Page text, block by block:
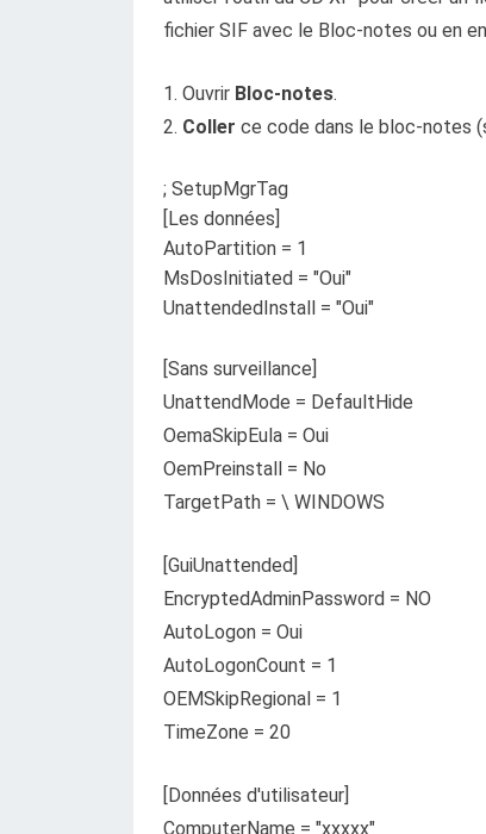
fichier SIF avec le Bloc-notes ou en
1. Ouvrir Bloc-notes.
2. Coller ce code dans le bloc-notes
; SetupMgrTag
[Les données]
AutoPartition = 1
MsDosInitiated = "Oui"
UnattendedInstall = "Oui"
[Sans surveillance]
UnattendMode = DefaultHide
OemaSkipEula = Oui
OemPreinstall = No
TargetPath = \ WINDOWS
[GuiUnattended]
EncryptedAdminPassword = NO
AutoLogon = Oui
AutoLogonCount = 1
OEMSkipRegional = 1
TimeZone = 20
[Données d'utilisateur]
ComputerName = "xxxxx"